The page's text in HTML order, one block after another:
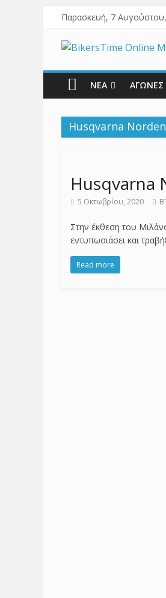
Παρασκευή, 7
ΝΕΑ ΑΓΩΝΕΣ
Husqvarna
Husqvarna
5 Οκτωβρίου, 2020
Στην έκθεση του
εντυπωσιάσει και
Read more